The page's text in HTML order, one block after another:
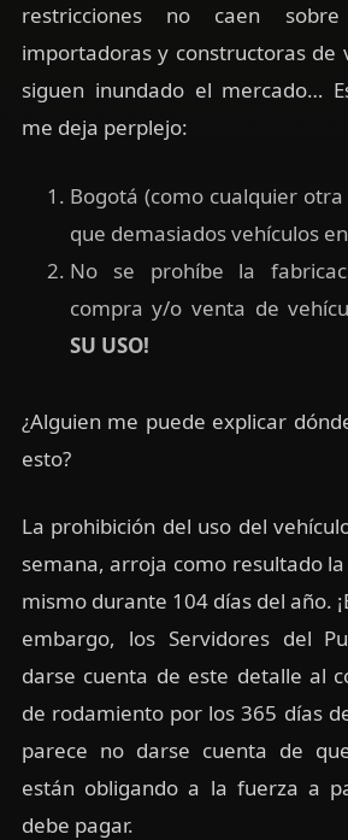
restricciones no caen
importadoras y constructoras de
siguen inundado el mercado…
me deja perplejo:
Bogotá (como cualquier
que demasiados vehículos
No se prohíbe la
compra y/o venta de
SU USO!
¿Alguien me puede explicar
esto?
La prohibición del uso del
semana, arroja como resultado
mismo durante 104 días del año.
embargo, los Servidores del
darse cuenta de este detalle al
de rodamiento por los 365 días
parece no darse cuenta de
están obligando a la fuerza a
debe pagar.